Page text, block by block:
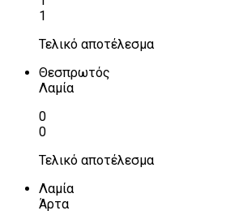
1
Τελικό αποτέλεσμα
Θεσπρωτός
Λαμία
0
0
Τελικό αποτέλεσμα
Λαμία
Άρτα